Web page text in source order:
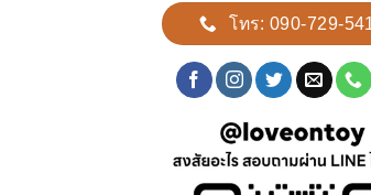
โทร: 090-729-